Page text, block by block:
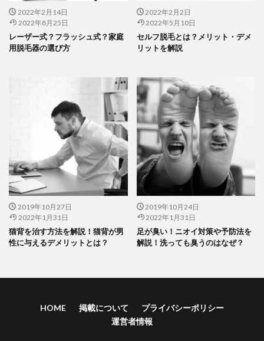
2022年2月14日
2022年8月25日
レーザー式？フラッシュ式？家庭
用脱毛器の選び方
2022年2月2日
2022年5月10日
セルフ脱毛とは？メリット・デメ
リットを解説
2019年10月27日
2022年1月31日
猫背を治す方法を解説！猫背が男
性に与えるデメリットとは？
2019年10月24日
2022年1月31日
足が臭い！ニオイ対策や予防法を
解説！洗っても臭うのはなぜ？
HOME 掲載について
プライバシーポリシー
運営者情報